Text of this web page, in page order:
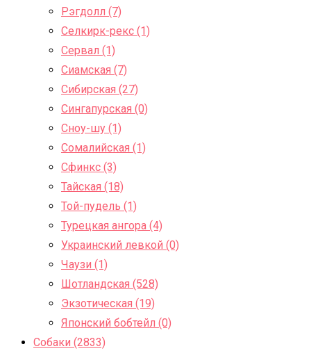
Рэгдолл (7)
Селкирк-рекс (1)
Сервал (1)
Сиамская (7)
Сибирская (27)
Сингапурская (0)
Сноу-шу (1)
Сомалийская (1)
Сфинкс (3)
Тайская (18)
Той-пудель (1)
Турецкая ангора (4)
Украинский левкой (0)
Чаузи (1)
Шотландская (528)
Экзотическая (19)
Японский бобтейл (0)
Собаки (2833)